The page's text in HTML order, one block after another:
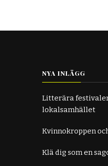
NYA INLÄGG
Litterära
lokalsamhället
Kvinnokroppen
Klä dig som en